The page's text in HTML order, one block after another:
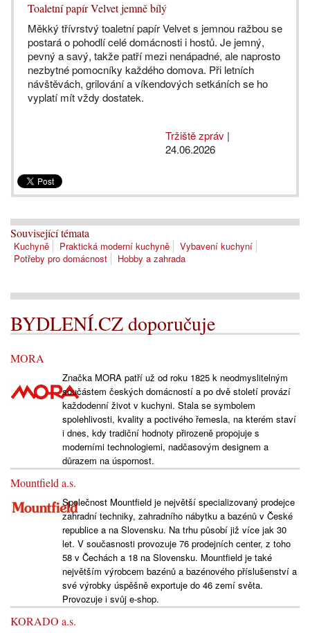
Toaletní papír Velvet jemně bílý
Měkký třívrstvý toaletní papír Velvet s jemnou ražbou se
postará o pohodlí celé domácnosti i hostů. Je jemný,
pevný a savý, takže patří mezi nenápadné, ale naprosto
nezbytné pomocníky každého domova. Při letních
návštěvách, grilování a víkendových setkáních se ho
vyplatí mít vždy dostatek.
Tržiště zpráv |
24.06.2026
Související témata
Kuchyně Praktická moderní kuchyně
Vybavení kuchyní
Potřeby pro domácnost
Hobby a zahrada
BYDLENÍ.CZ doporučuje
MORA
Značka MORA patří už od roku 1825 k neodmyslitelným
součástem českých domácností a po dvě století provází
každodenní život v kuchyni. Stala se symbolem
spolehlivosti, kvality a poctivého řemesla, na kterém staví
i dnes, kdy tradiční hodnoty přirozeně propojuje s
moderními technologiemi, nadčasovým designem a
důrazem na úspornost.
Mountfield a.s.
Společnost Mountfield je největší specializovaný prodejce
zahradní techniky, zahradního nábytku a bazénů v České
republice a na Slovensku. Na trhu působí již více jak 30
let. V současnosti provozuje 76 prodejních center, z toho
58 v Čechách a 18 na Slovensku. Mountfield je také
největším výrobcem bazénů a bazénového příslušenství a
své výrobky úspěšně exportuje do 46 zemí světa.
Provozuje i svůj e-shop.
KORADO a.s.